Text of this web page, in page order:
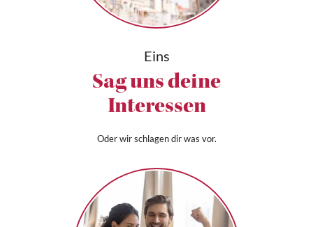
Eins
Sag uns deine
Interessen
Oder wir schlagen dir was vor.